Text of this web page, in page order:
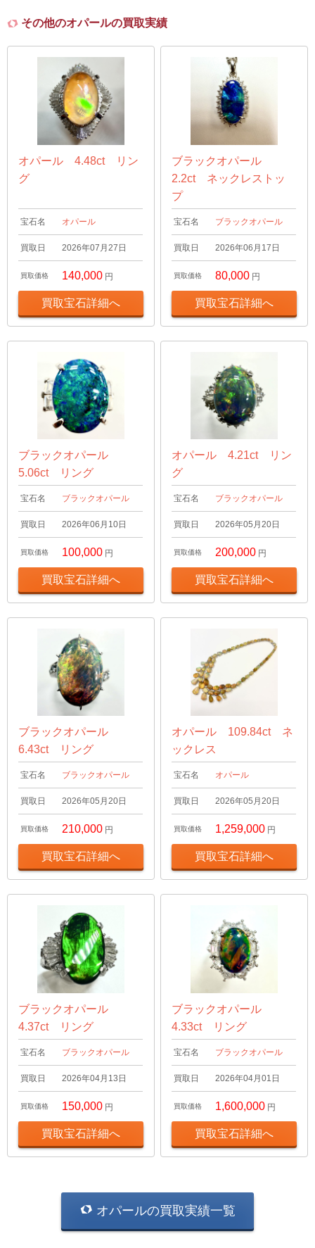
その他のオパールの買取実績
オパール 4.48ct リン
グ
宝石名 オパール
買取日 2026年07月27日
買取価格 140,000 円
買取宝石詳細へ
ブラックオパール
2.2ct ネックレストッ
プ
宝石名 ブラックオパール
買取日 2026年06月17日
買取価格 80,000 円
買取宝石詳細へ
ブラックオパール
5.06ct リング
宝石名 ブラックオパール
買取日 2026年06月10日
買取価格 100,000 円
買取宝石詳細へ
オパール 4.21ct リン
グ
宝石名 ブラックオパール
買取日 2026年05月20日
買取価格 200,000 円
買取宝石詳細へ
ブラックオパール
6.43ct リング
宝石名 ブラックオパール
買取日 2026年05月20日
買取価格 210,000 円
買取宝石詳細へ
オパール 109.84ct ネ
ックレス
宝石名 オパール
買取日 2026年05月20日
買取価格 1,259,000 円
買取宝石詳細へ
ブラックオパール
4.37ct リング
宝石名 ブラックオパール
買取日 2026年04月13日
買取価格 150,000 円
買取宝石詳細へ
ブラックオパール
4.33ct リング
宝石名 ブラックオパール
買取日 2026年04月01日
買取価格 1,600,000 円
買取宝石詳細へ
オパールの買取実績一覧